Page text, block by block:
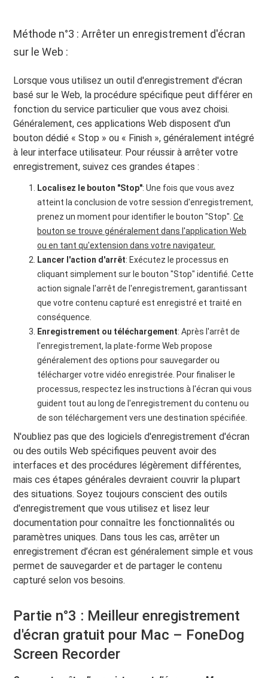
Méthode n°3 : Arrêter un enregistrement d'écran
sur le Web :
Lorsque vous utilisez un outil d'enregistrement d'écran
basé sur le Web, la procédure spécifique peut différer en
fonction du service particulier que vous avez choisi.
Généralement, ces applications Web disposent d'un
bouton dédié « Stop » ou « Finish », généralement intégré
à leur interface utilisateur. Pour réussir à arrêter votre
enregistrement, suivez ces grandes étapes :
Localisez le bouton "Stop": Une fois que vous avez
atteint la conclusion de votre session d'enregistrement,
prenez un moment pour identifier le bouton "Stop".Ce
bouton se trouve généralement dans l'application Web
ou en tant qu'extension dans votre navigateur.
Lancer l'action d'arrêt: Exécutez le processus en
cliquant simplement sur le bouton "Stop" identifié. Cette
action signale l'arrêt de l'enregistrement, garantissant
que votre contenu capturé est enregistré et traité en
conséquence.
Enregistrement ou téléchargement: Après l'arrêt de
l'enregistrement, la plate-forme Web propose
généralement des options pour sauvegarder ou
télécharger votre vidéo enregistrée. Pour finaliser le
processus, respectez les instructions à l'écran qui vous
guident tout au long de l'enregistrement du contenu ou
de son téléchargement vers une destination spécifiée.
N'oubliez pas que des logiciels d'enregistrement d'écran
ou des outils Web spécifiques peuvent avoir des
interfaces et des procédures légèrement différentes,
mais ces étapes générales devraient couvrir la plupart
des situations. Soyez toujours conscient des outils
d'enregistrement que vous utilisez et lisez leur
documentation pour connaître les fonctionnalités ou
paramètres uniques. Dans tous les cas, arrêter un
enregistrement d’écran est généralement simple et vous
permet de sauvegarder et de partager le contenu
capturé selon vos besoins.
Partie n°3 : Meilleur enregistrement
d'écran gratuit pour Mac – FoneDog
Screen Recorder